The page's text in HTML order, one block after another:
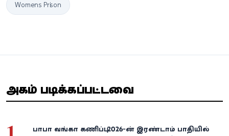
Womens Prison
அதிகம் படிக்கப்பட்டவை
பாபா வங்கா கணிப்பு: 2026-ன் இரண்டாம் பாதியில்